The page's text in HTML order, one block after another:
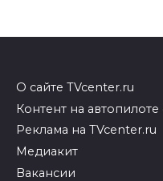
О сайте TVcenter.ru
Контент на автопилоте
Реклама на TVcenter.ru
Медиакит
Вакансии